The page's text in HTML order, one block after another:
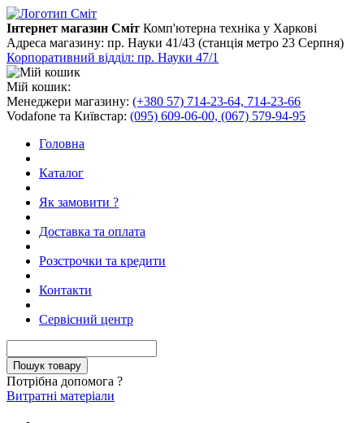
Інтернет магазин Сміт Комп'ютерна техніка у Харкові
Адреса магазину: пр. Науки 41/43 (станція метро 23 Серпня)
Корпоративний відділ: пр. Науки 47/1
Мій кошик:
Менеджери магазину: (+380 57) 714-23-64, 714-23-66
Vodafone та Київстар: (095) 609-06-00, (067) 579-94-95
Головна
Каталог
Як замовити ?
Доставка та оплата
Розстрочки та кредити
Контакти
Сервісний центр
Потрібна допомога ?
Витратні матеріали